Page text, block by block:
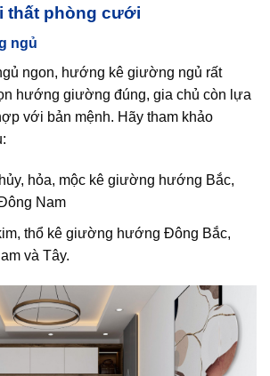
thất phòng cưới
ngủ
ngon, hướng kê giường ngủ rất
hướng giường đúng, gia chủ còn lựa
với bản mệnh. Hãy tham khảo
hỏa, mộc kê giường hướng Bắc,
Nam
thổ kê giường hướng Đông Bắc,
và Tây.